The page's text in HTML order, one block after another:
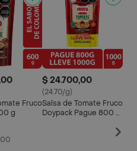
Fruco
g
$ 24.700,00
(24.70/g)
Salsa de Tomate Fruco
Doypack Pague 800 g